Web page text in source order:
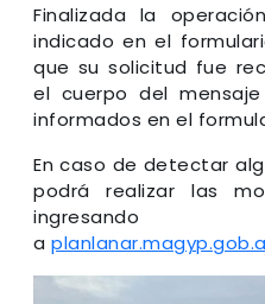
Finalizada la
indicado en el
que su solicitud fue
el cuerpo del
informados en el
En caso de detectar
podrá realizar las
ingresando
a